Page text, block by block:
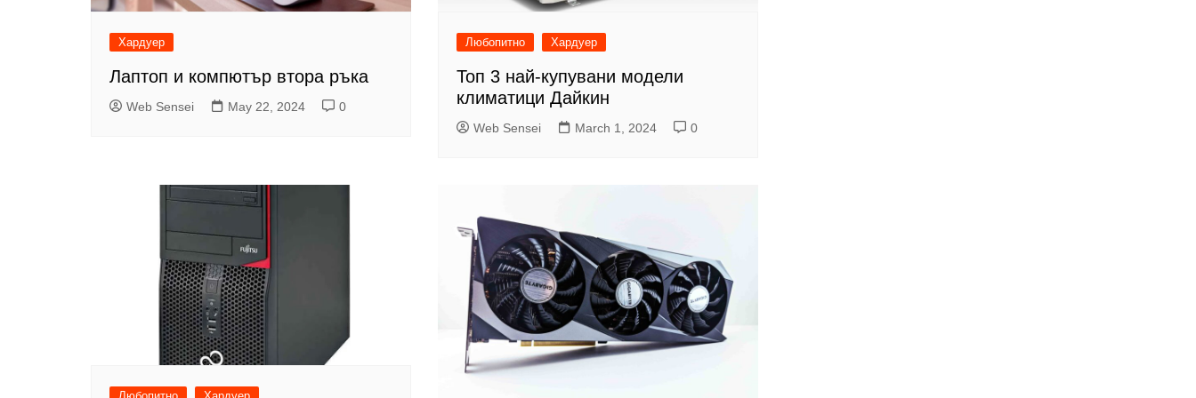
Хардуер
Лаптоп и компютър втора ръка
Web Sensei May 22, 2024 0
Любопитно Хардуер
Топ 3 най-купувани модели
климатици Дайкин
Web Sensei March 1, 2024 0
Любопитно Хардуер